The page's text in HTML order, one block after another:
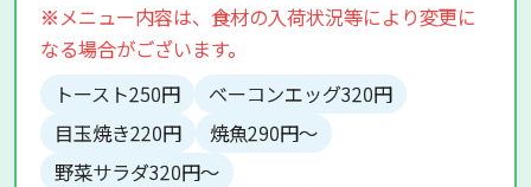
※メニュー内容は、食材の入荷状況等により変更に
なる場合がございます。
トースト250円
ベーコンエッグ320円
目玉焼き220円
焼魚290円～
野菜サラダ320円～